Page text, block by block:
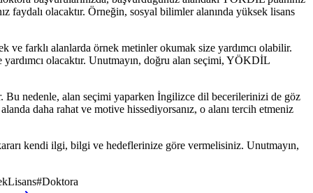
faydalı olacaktır. Örneğin, sosyal bilimler alanında yüksek lisans
ve farklı alanlarda örnek metinler okumak size yardımcı olabilir.
yardımcı olacaktır. Unutmayın, doğru alan seçimi, YÖKDİL
Bu nedenle, alan seçimi yaparken İngilizce dil becerilerinizi de göz
daha rahat ve motive hissediyorsanız, o alanı tercih etmeniz
kendi ilgi, bilgi ve hedeflerinize göre vermelisiniz. Unutmayın,
#Doktora